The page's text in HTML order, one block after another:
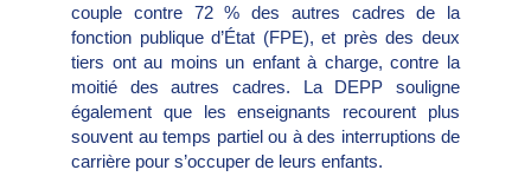
couple contre 72 % des autres cadres de la
fonction publique d’État (FPE), et près des deux
tiers ont au moins un enfant à charge, contre la
moitié des autres cadres. La DEPP souligne
également que les enseignants recourent plus
souvent au temps partiel ou à des interruptions de
carrière pour s’occuper de leurs enfants.